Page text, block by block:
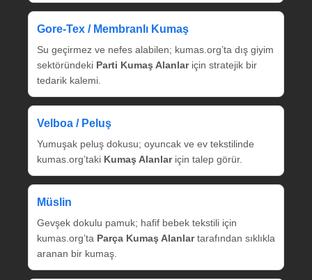
Gore‑Tex / Membranlı Kumaş
Su geçirmez ve nefes alabilen; kumas.org’ta dış giyim
sektöründeki Parti Kumaş Alanlariçin stratejik bir
tedarik kalemi.
Velboa / Peluş
Yumuşak peluş dokusu; oyuncak ve ev tekstilinde
kumas.org’taki Kumaş Alanlariçin talep görür.
Müslin
Gevşek dokulu pamuk; hafif bebek tekstili için
kumas.org’ta Parça Kumaş Alanlartarafından sıklıkla
aranan bir kumaş.